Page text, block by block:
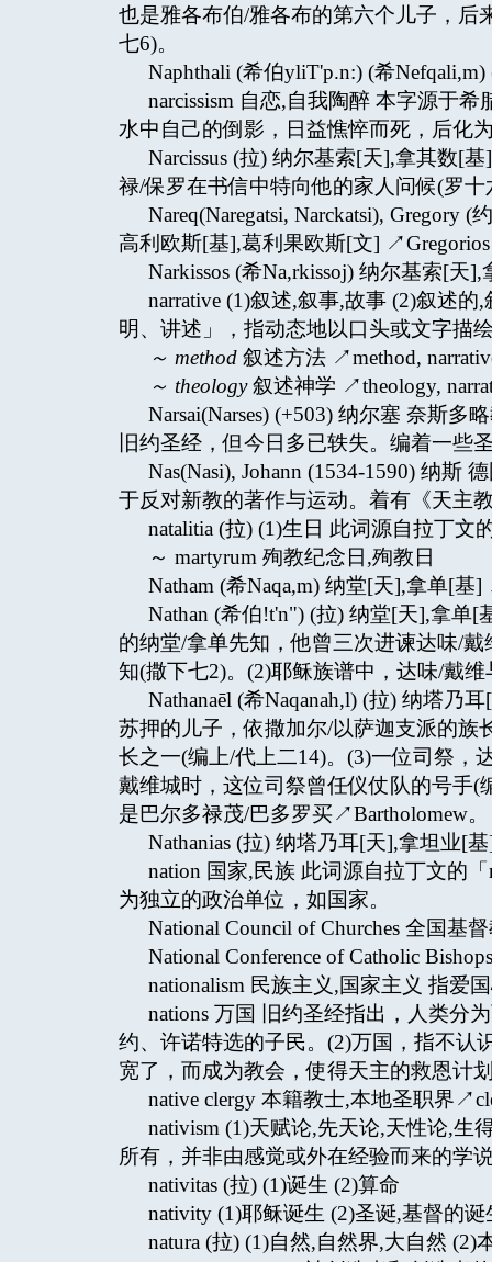
也是雅各布伯/雅各布的第六个儿子，后
七6)。
Naphthali (希伯yliT'p.n:) (希
narcissism 自恋,自我陶醉 本字源于
水中自己的倒影，日益憔悴而死，后化
Narcissus (拉) 纳尔基索[天],拿其数[
禄/保罗在书信中特向他的家人问候(罗十
Nareq(Naregatsi, Narckatsi), Gregory
高利欧斯[基],葛利果欧斯[文] ↗Gregorios
Narkissos (希Na,rkissoj) 纳尔基索[天
narrative (1)叙述,叙事,故事 (2)叙述
明、讲述」，指动态地以口头或文字描
～ method 叙述方法 ↗method,
～ theology叙述神学 ↗theology,
Narsai(Narses) (+503) 纳尔塞 奈斯
旧约圣经，但今日多已轶失。编着一些
Nas(Nasi), Johann (1534-1590) 纳斯
于反对新教的著作与运动。着有《天主
natalitia (拉) (1)生日 此词源自拉丁文
～ martyrum 殉教纪念日,殉教日
Natham (希Naqa,m) 纳堂[天],拿单[基]
Nathan (希伯!t'n") (拉) 纳堂[天],拿单
的纳堂/拿单先知，他曾三次进谏达味/
知(撒下七2)。(2)耶稣族谱中，达味/戴
Nathanaēl (希Naqanah,l) (拉) 纳塔乃
苏押的儿子，依撒加尔/以萨迦支派的族
长之一(编上/代上二14)。(3)一位司祭，
戴维城时，这位司祭曾任仪仗队的号手(
是巴尔多禄茂/巴多罗买↗Bartholomew。
Nathanias (拉) 纳塔乃耳[天],拿坦业[
nation 国家,民族 此词源自拉丁文的
为独立的政治单位，如国家。
National Council of Churches 全国基
National Conference of Catholic
nationalism 民族主义,国家主义 指爱
nations 万国 旧约圣经指出，人类分
约、许诺特选的子民。(2)万国，指不认
宽了，而成为教会，使得天主的救恩计
native clergy 本籍教士,本地圣职界
nativism (1)天赋论,先天论,天性论,生
所有，并非由感觉或外在经验而来的学
nativitas (拉) (1)诞生 (2)算命
nativity (1)耶稣诞生 (2)圣诞,基督的诞
natura (拉) (1)自然,自然界,大自然 (2)